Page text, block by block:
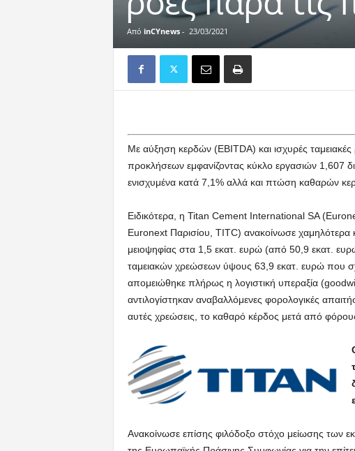
Από inCYnews- 23/03/2021
Με αύξηση κερδών (EBITDA) και ισχυρές ταμειακές
προκλήσεων εμφανίζοντας κύκλο εργασιών 1,607
ενισχυμένα κατά 7,1% αλλά και πτώση καθαρών
Ειδικότερα, η Titan Cement International SA
Euronext Παρισίου, TITC) ανακοίνωσε
μειοψηφίας στα 1,5 εκατ. ευρώ (από 50,9 εκατ.
ταμειακών χρεώσεων ύψους 63,9 εκατ. ευρώ που
απομειώθηκε πλήρως η λογιστική υπεραξία
αντιλογίστηκαν αναβαλλόμενες φορολογικές
αυτές χρεώσεις, το καθαρό κέρδος μετά από
Ανακοίνωσε επίσης φιλόδοξο στόχο μείωσης